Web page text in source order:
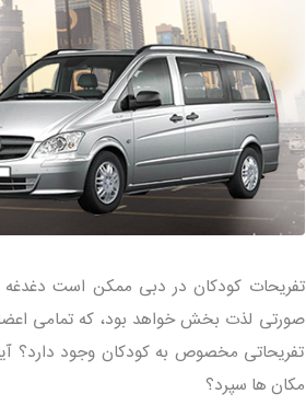
تفریحات کودکان در دبی ممکن است دغدغه
صورتی لذت بخش خواهد بود، که تمامی اعضای
تفریحاتی مخصوص به کودکان وجود دارد؟
مکان ها سپرد؟